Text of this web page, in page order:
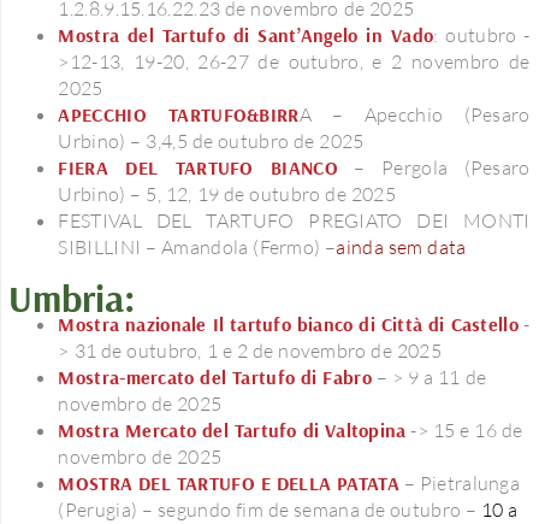
1.2.8.9.15.16.22.23 de novembro de 2025
Mostra del Tartufo di Sant’Angelo in Vado: outubro -
>12-13, 19-20, 26-27 de outubro, e 2 novembro de
2025
APECCHIO TARTUFO&BIRRA – Apecchio (Pesaro
Urbino) – 3,4,5 de outubro de 2025
FIERA DEL TARTUFO BIANCO – Pergola (Pesaro
Urbino) – 5, 12, 19 de outubro de 2025
FESTIVAL DEL TARTUFO PREGIATO DEI MONTI
SIBILLINI – Amandola (Fermo) –ainda sem data
Umbria:
Mostra nazionale Il tartufo bianco di Città di Castello-
> 31 de outubro, 1 e 2 de novembro de 2025
Mostra-mercato del Tartufo di Fabro– > 9 a 11 de
novembro de 2025
Mostra Mercato del Tartufo di Valtopina -> 15 e 16 de
novembro de 2025
MOSTRA DEL TARTUFO E DELLA PATATA– Pietralunga
(Perugia) – segundo fim de semana de outubro – 10 a